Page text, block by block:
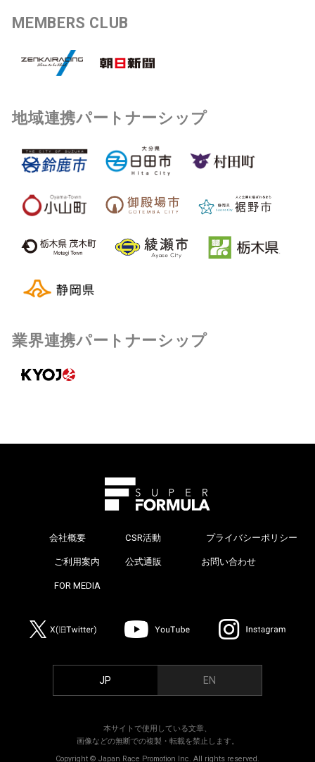
MEMBERS CLUB
地域連携パートナーシップ
業界連携パートナーシップ
会社概要 CSR活動 プライバシーポリシー
ご利用案内 公式通販 お問い合わせ
FOR MEDIA
JP EN
本サイトで使用している文章、
画像などの無断での複製・転載を禁止します。
Copyright © Japan Race Promotion Inc. All rights reserved.